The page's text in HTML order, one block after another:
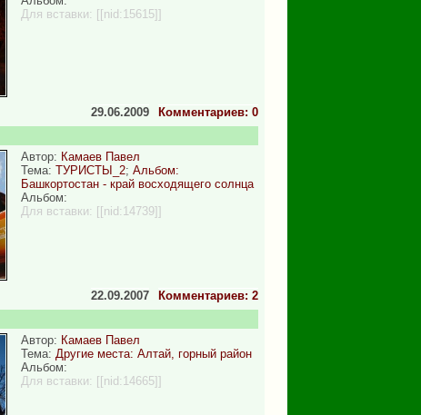
Для вставки: [[nid:15615]]
Комментариев: 0
29.06.2009
Автор: Камаев Павел
Тема: ТУРИСТЫ_2; Альбом:
Башкортостан - край восходящего солнца
Альбом:
Для вставки: [[nid:14739]]
Комментариев: 2
22.09.2007
Автор: Камаев Павел
Тема: Другие места: Алтай, горный район
Альбом:
Для вставки: [[nid:14665]]